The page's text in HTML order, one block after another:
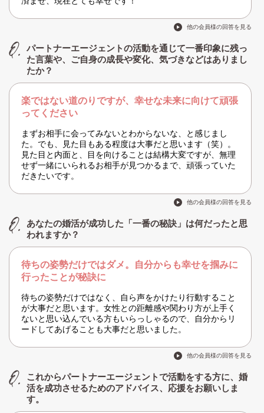
他の会員様の回答を見る
パートナーエージェントの活動を通じて一番印象に残っ
た言葉や、ご自身の成長や変化、気づきなどはありまし
たか？
楽ではない道のりですが、幸せな未来に向けて頑張
ってください
まずお相手に会ってみないとわからないな、と感じまし
た。でも、見た目もある程度は大事だと思います（笑）。
見た目と内面と、目を向けることは結構大変ですが、無理
せず一緒にいられるお相手が見つかるまで、頑張っていた
だきたいです。
他の会員様の回答を見る
あなたの婚活が成功した「一番の秘訣」は何だったと思
われますか？
待ちの姿勢だけではダメ。自分からも幸せを掴みに
行ったことが秘訣に
待ちの姿勢だけではなく、自ら声をかけたり行動すること
が大事だと思います。女性との距離感や関わり方が上手く
ないと思い込んでいる方もいらっしゃるので、自分からリ
ードしてあげることも大事だと思いました。
他の会員様の回答を見る
これからパートナーエージェントで活動をする方に、婚
活を成功させるためのアドバイス、応援をお願いしま
す。